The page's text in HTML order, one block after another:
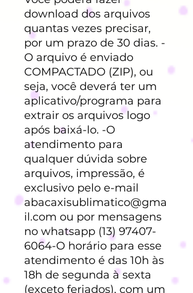
download dos arquivos
quantas vezes precisar,
por um prazo de 30 dias. -
O arquivo é enviado
COMPACTADO (ZIP), ou
seja, você deverá ter um
aplicativo/programa para
extrair os arquivos logo
após baixá-lo. -O
atendimento para
qualquer dúvida sobre
arquivos, impressão, é
exclusivo pelo e-mail
abacaxisublimatico@gma
il.com ou por mensagens
no whatsapp (13) 97407-
6064-O horário para esse
atendimento é das 10h às
18h de segunda à sexta
(exceto feriados), com um